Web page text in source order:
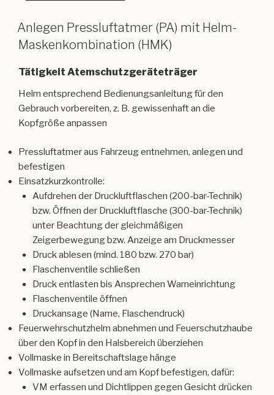
Anlegen Pressluftatmer (PA) mit Helm-
Maskenkombination (HMK)
Tätigkeit Atemschutzgeräteträger
Helm entsprechend Bedienungsanleitung für den
Gebrauch vorbereiten, z. B. gewissenhaft an die
Kopfgröße anpassen
Pressluftatmer aus Fahrzeug entnehmen, anlegen und
befestigen
Einsatzkurzkontrolle:
Aufdrehen der Druckluftflaschen (200-bar-Technik)
bzw. Öffnen der Druckluftflasche (300-bar-Technik)
unter Beachtung der gleichmäßigen
Zeigerbewegung bzw. Anzeige am Druckmesser
Druck ablesen (mind. 180 bzw. 270 bar)
Flaschenventile schließen
Druck entlasten bis Ansprechen Warneinrichtung
Flaschenventile öffnen
Druckansage (Name, Flaschendruck)
Feuerwehrschutzhelm abnehmen und Feuerschutzhaube
über den Kopf in den Halsbereich überziehen
Vollmaske in Bereitschaftslage hänge
Vollmaske aufsetzen und am Kopf befestigen, dafür:
VM erfassen und Dichtlippen gegen Gesicht drücken